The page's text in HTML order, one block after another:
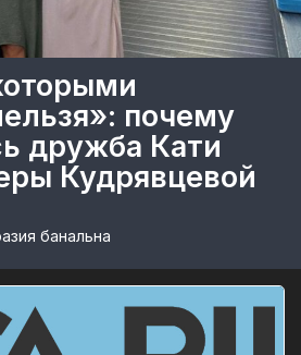
почему
дружба Кати
Кудрявцевой
банальна